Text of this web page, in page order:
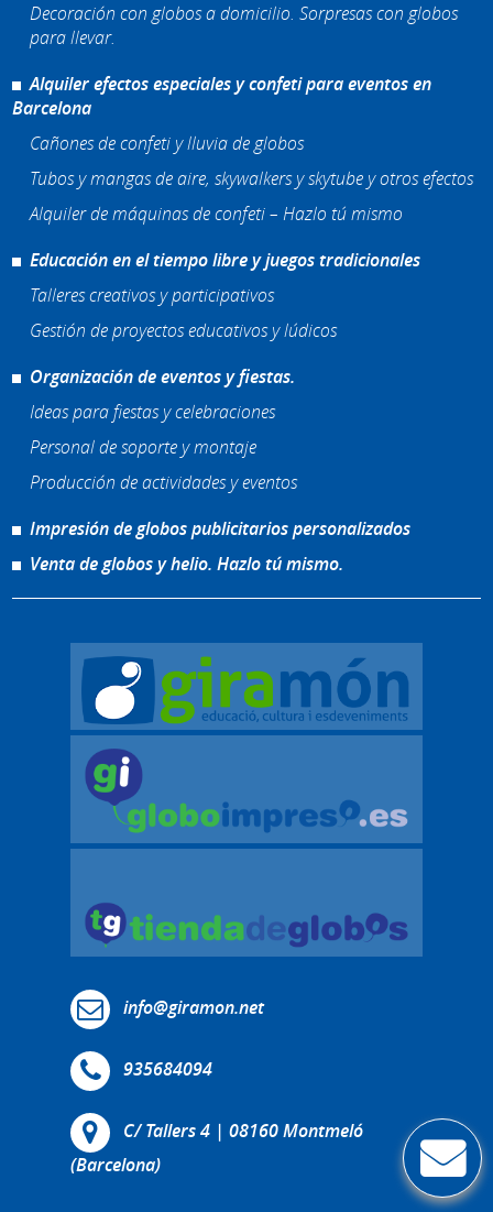
Decoración con globos a domicilio. Sorpresas con globos
para llevar.
Alquiler efectos especiales y confeti para eventos en
Barcelona
Cañones de confeti y lluvia de globos
Tubos y mangas de aire, skywalkers y skytube y otros efectos
Alquiler de máquinas de confeti – Hazlo tú mismo
Educación en el tiempo libre y juegos tradicionales
Talleres creativos y participativos
Gestión de proyectos educativos y lúdicos
Organización de eventos y fiestas.
Ideas para fiestas y celebraciones
Personal de soporte y montaje
Producción de actividades y eventos
Impresión de globos publicitarios personalizados
Venta de globos y helio. Hazlo tú mismo.
info@giramon.net
935684094
C/ Tallers 4 | 08160 Montmeló
(Barcelona)